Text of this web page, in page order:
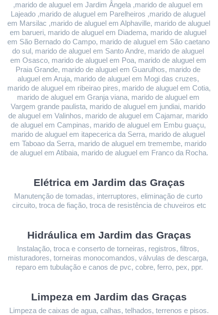
,marido de aluguel em Jardim Ângela ,marido de aluguel em
Lajeado ,marido de aluguel em Parelheiros ,marido de aluguel
em Marsilac ,marido de aluguel em Alphaville, marido de aluguel
em barueri, marido de aluguel em Diadema, marido de aluguel
em São Bernado do Campo, marido de aluguel em São caetano
do sul, marido de aluguel em Santo Andre, marido de aluguel
em Osasco, marido de aluguel em Poa, marido de aluguel em
Praia Grande, marido de aluguel em Guarulhos, marido de
aluguel em Aruja, marido de aluguel em Mogi das cruzes,
marido de aluguel em ribeirao pires, marido de aluguel em Cotia,
marido de aluguel em Granja viana, marido de aluguel em
Vargem grande paulista, marido de aluguel em jundiai, marido
de aluguel em Valinhos, marido de aluguel em Cajamar, marido
de aluguel em Campinas, marido de aluguel em Embu guaçu,
marido de aluguel em itapecerica da Serra, marido de aluguel
em Taboao da Serra, marido de aluguel em tremembe, marido
de aluguel em Atibaia, marido de aluguel em Franco da Rocha.
Elétrica em Jardim das Graças
Manutenção de tomadas, interruptores, eliminação de curto
circuito, troca de fiação, troca de resistência de chuveiros etc
Hidráulica em Jardim das Graças
Instalação, troca e conserto de torneiras, registros, filtros,
misturadores, torneiras monocomandos, válvulas de descarga,
reparo em tubulação e canos de pvc, cobre, ferro, pex, ppr.
Limpeza em Jardim das Graças
Limpeza de caixas de agua, calhas, telhados, terrenos e pisos.